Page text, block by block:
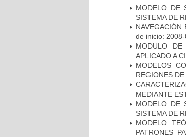
MODELO DE
SISTEMA DE
NAVEGACIÓN
de inicio:
MODULO DE
APLICADO A
MODELOS
REGIONES
MEDIANTE
MODELO DE
SISTEMA DE
MODELO
PATRONES